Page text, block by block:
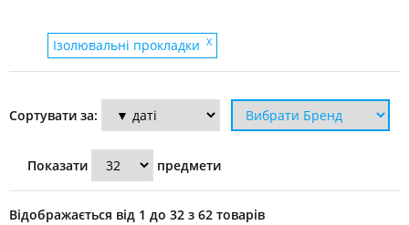
Фільтр
Пломбувальні
матеріали
Ізолювальні
прокладки
(62)
Ізолювальні прокладки X
Сортувати за:
Показати предмети
Відображається від 1 до 32 з 62 товарів